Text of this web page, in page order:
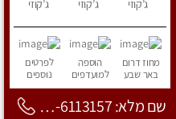
ג’קוזי ג’קוזי ג’קוזי
מחוז דרום
באר שבע
הוספה
למועדפים
לפרטים
נוספים
שם מלא: 053-6113157